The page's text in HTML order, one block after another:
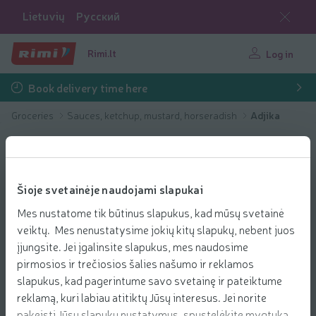
Šioje svetainėje naudojami slapukai
Mes nustatome tik būtinus slapukus, kad mūsų svetainė
veiktų. Mes nenustatysime jokių kitų slapukų, nebent juos
įjungsite. Jei įgalinsite slapukus, mes naudosime
pirmosios ir trečiosios šalies našumo ir reklamos
slapukus, kad pagerintume savo svetainę ir pateiktume
reklamą, kuri labiau atitiktų Jūsų interesus. Jei norite
Lietuvių Русский
Rimi.lt Log in
Book delivery time here
Groceries Sauces, ketchup, mustard, horseradish Adjika